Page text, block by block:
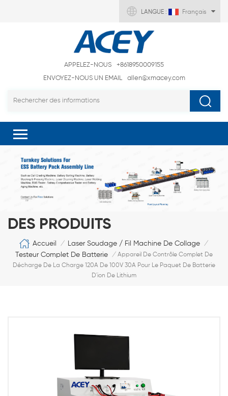
LANGUE : Français
APPELEZ-NOUS
+8618950009155
ENVOYEZ-NOUS UN EMAIL
allen@xmacey.com
DES PRODUITS
Accueil / Laser Soudage / Fil Machine De Collage /
Testeur Complet De Batterie / Appareil De Contrôle Complet De
Décharge De La Charge 120A De 100V 30A Pour Le Paquet De Batterie
D'ion De Lithium